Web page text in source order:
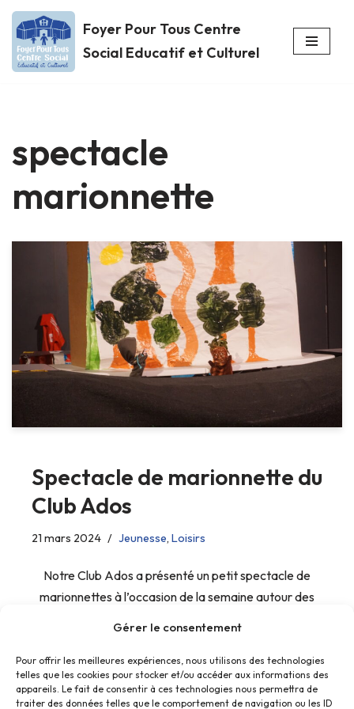
Gérer le consentement
Pour offrir les meilleures expériences, nous utilisons des technologies
telles que les cookies pour stocker et/ou accéder aux informations des
appareils. Le fait de consentir à ces technologies nous permettra de
traiter des données telles que le comportement de navigation ou les ID
Aller
au
Foyer Pour Tous Centre
Social Educatif et Culturel
spectacle
marionnette
Spectacle de marionnette du
Club Ados
21 mars 2024 Jeunesse, Loisirs
Notre Club Ados a présenté un petit spectacle de
marionnettes à l’occasion de la semaine autour des